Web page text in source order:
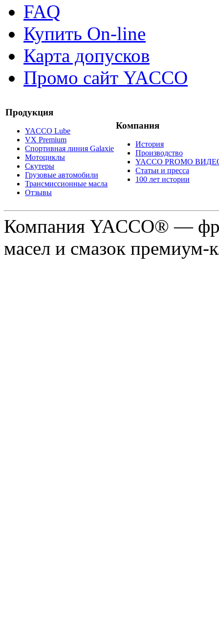
FAQ
Купить On-line
Карта допусков
Промо сайт YACCO
Продукция
YACCO Lube
VX Premium
Спортивная линия Galaxie
Мотоциклы
Скутеры
Грузовые автомобили
Трансмиссионные масла
Отзывы
Компания
История
Производство
YACCO PROMO
Статьи и пресса
100 лет истории
Компания YACCO® —
масел и смазок премиум-